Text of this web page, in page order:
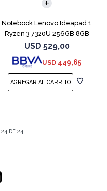
Notebook Lenovo Ideapad 1
Ryzen 3 7320U 256GB 8GB
Blue 15.6"
USD 529,00
USD 449,65
24 DE 24